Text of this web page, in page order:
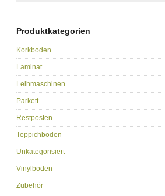
Produktkategorien
Korkboden
Laminat
Leihmaschinen
Parkett
Restposten
Teppichböden
Unkategorisiert
Vinylboden
Zubehör